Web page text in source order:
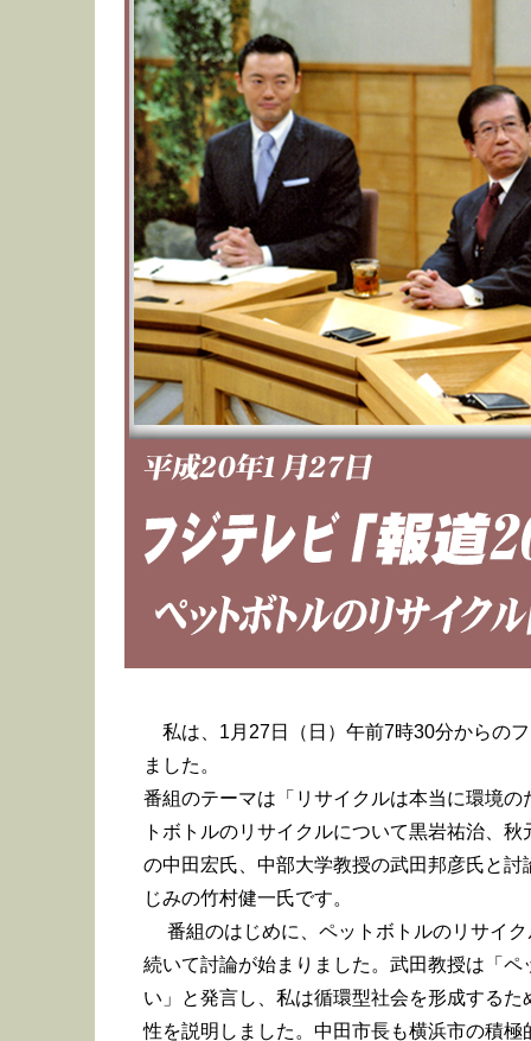
私は、1月27日（日）午前7時30分からの
ました。
番組のテーマは「リサイクルは本当に環境
トボトルのリサイクルについて黒岩祐治、
の中田宏氏、中部大学教授の武田邦彦氏と
じみの竹村健一氏です。
番組のはじめに、ペットボトルのリサイ
続いて討論が始まりました。武田教授は「
い」と発言し、私は循環型社会を形成する
性を説明しました。中田市長も横浜市の積